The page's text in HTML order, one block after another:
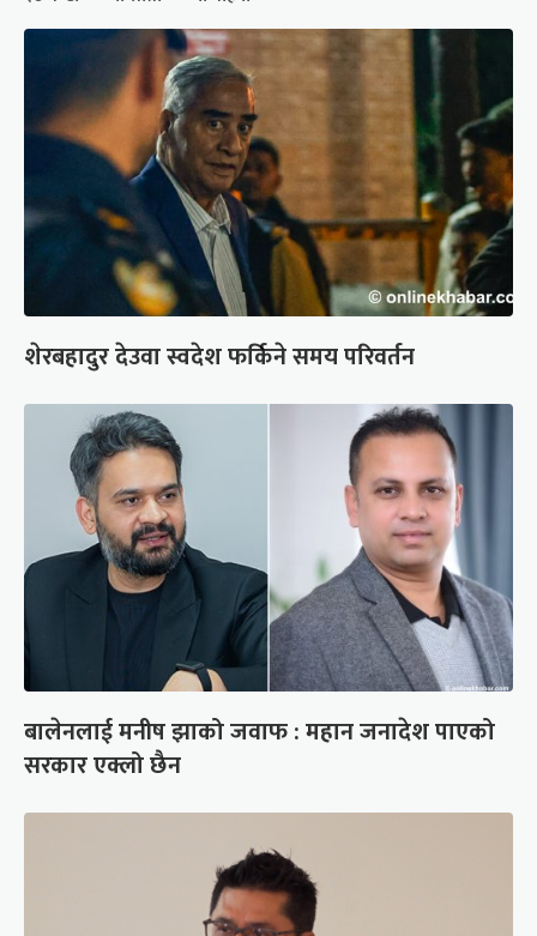
शेरबहादुर देउवा स्वदेश फर्किने समय परिवर्तन
बालेनलाई मनीष झाको जवाफ : महान जनादेश पाएको
सरकार एक्लो छैन